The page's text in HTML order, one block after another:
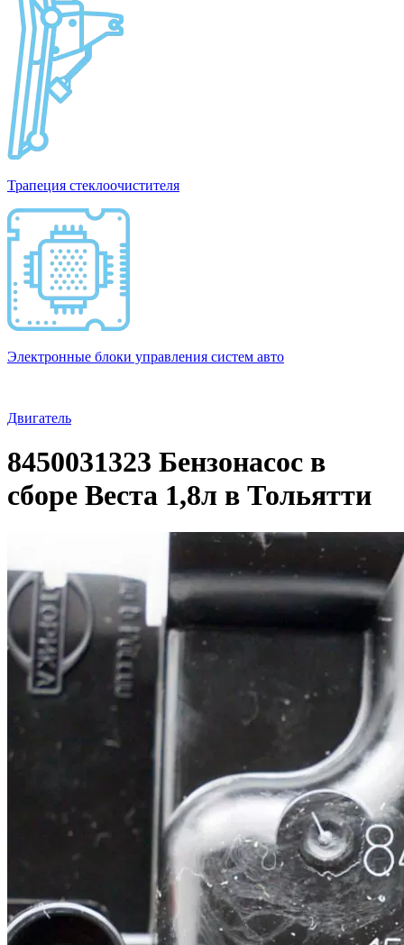
Трапеция стеклоочистителя
Электронные блоки управления систем авто
Двигатель
8450031323 Бензонасос в
сборе Веста 1,8л в Тольятти